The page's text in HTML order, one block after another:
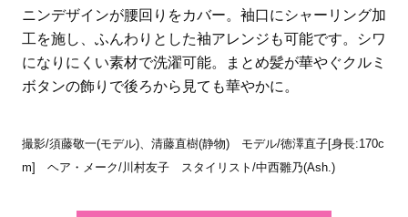
ニンデザインが腰回りをカバー。袖口にシャーリング加
工を施し、ふんわりとした袖アレンジも可能です。シワ
になりにくい素材で洗濯可能。まとめ髪が華やぐクルミ
ボタンの飾りで後ろから見ても華やかに。
撮影/須藤敬一(モデル)、清藤直樹(静物) モデル/徳澤直子[身長:170c
m] ヘア・メーク/川村友子 スタイリスト/中西雛乃(Ash.)